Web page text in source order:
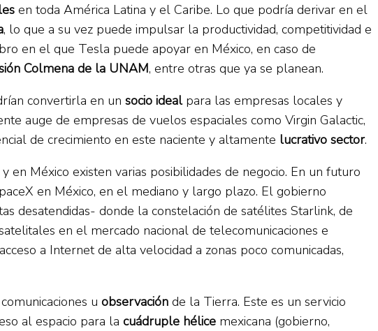
en toda América Latina y el Caribe. Lo que podría derivar en el
, lo que a su vez puede impulsar la productividad, competitividad e
en el que Tesla puede apoyar en México, en caso de
Colmena de la UNAM, entre otras que ya se planean.
convertirla en un socio idealpara las empresas locales y
auge de empresas de vuelos espaciales como Virgin Galactic,
de crecimiento en este naciente y altamente lucrativo sector.
y en México existen varias posibilidades de negocio. En un futuro
en México, en el mediano y largo plazo. El gobierno
desatendidas- donde la constelación de satélites Starlink, de
en el mercado nacional de telecomunicaciones e
a Internet de alta velocidad a zonas poco comunicadas,
u observación de la Tierra. Este es un servicio
al espacio para la cuádruple hélice mexicana (gobierno,